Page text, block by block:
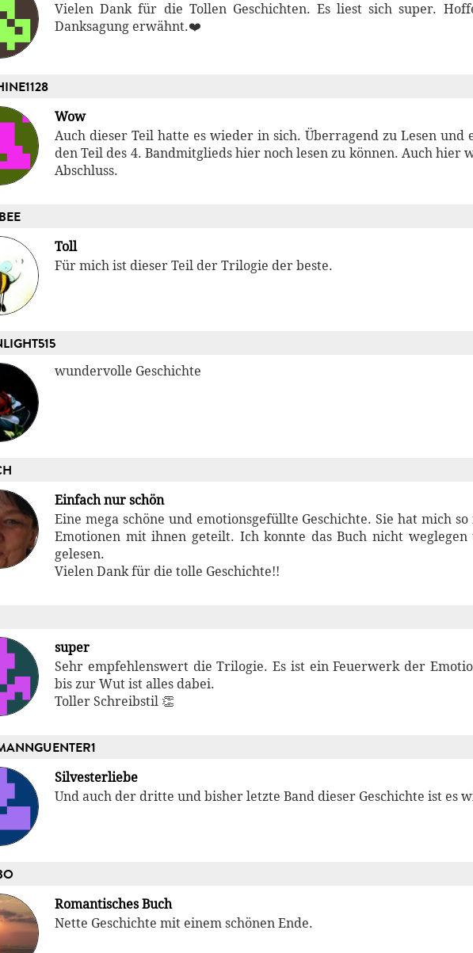
Vielen Dank für die Tollen Geschichten. Es liest sich super.
Danksagung erwähnt.❤️
Wow
Auch dieser Teil hatte es wieder in sich. Überragend zu Lesen
den Teil des 4. Bandmitglieds hier noch lesen zu können. Auch hier
Abschluss.
Toll
Für mich ist dieser Teil der Trilogie der beste.
wundervolle Geschichte
Einfach nur schön
Eine mega schöne und emotionsgefüllte Geschichte. Sie hat mich
Emotionen mit ihnen geteilt. Ich konnte das Buch nicht
gelesen.
Vielen Dank für die tolle Geschichte!!
super
Sehr empfehlenswert die Trilogie. Es ist ein Feuerwerk der
bis zur Wut ist alles dabei.
Toller Schreibstil 👏
Silvesterliebe
Und auch der dritte und bisher letzte Band dieser Geschichte ist es
Romantisches Buch
Nette Geschichte mit einem schönen Ende.